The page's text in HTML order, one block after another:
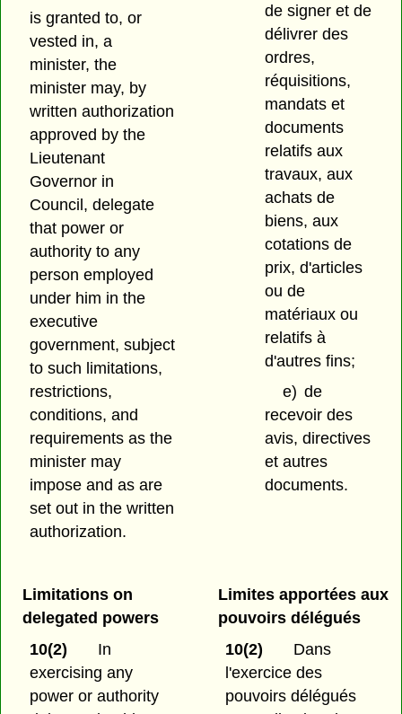
is granted to, or
vested in, a
minister, the
minister may, by
written authorization
approved by the
Lieutenant
Governor in
Council, delegate
that power or
authority to any
person employed
under him in the
executive
government, subject
to such limitations,
restrictions,
conditions, and
requirements as the
minister may
impose and as are
set out in the written
authorization.
de signer et de
délivrer des
ordres,
réquisitions,
mandats et
documents
relatifs aux
travaux, aux
achats de
biens, aux
cotations de
prix, d'articles
ou de
matériaux ou
relatifs à
d'autres fins;
e) de
recevoir des
avis, directives
et autres
documents.
Limitations on
delegated powers
10(2)
In
exercising any
power or authority
Limites apportées aux
pouvoirs délégués
10(2)
Dans
l'exercice des
pouvoirs délégués